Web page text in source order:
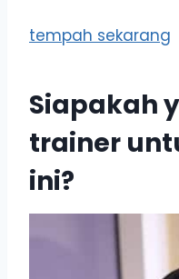
tempah sekarang
Siapakah
trainer
ini?